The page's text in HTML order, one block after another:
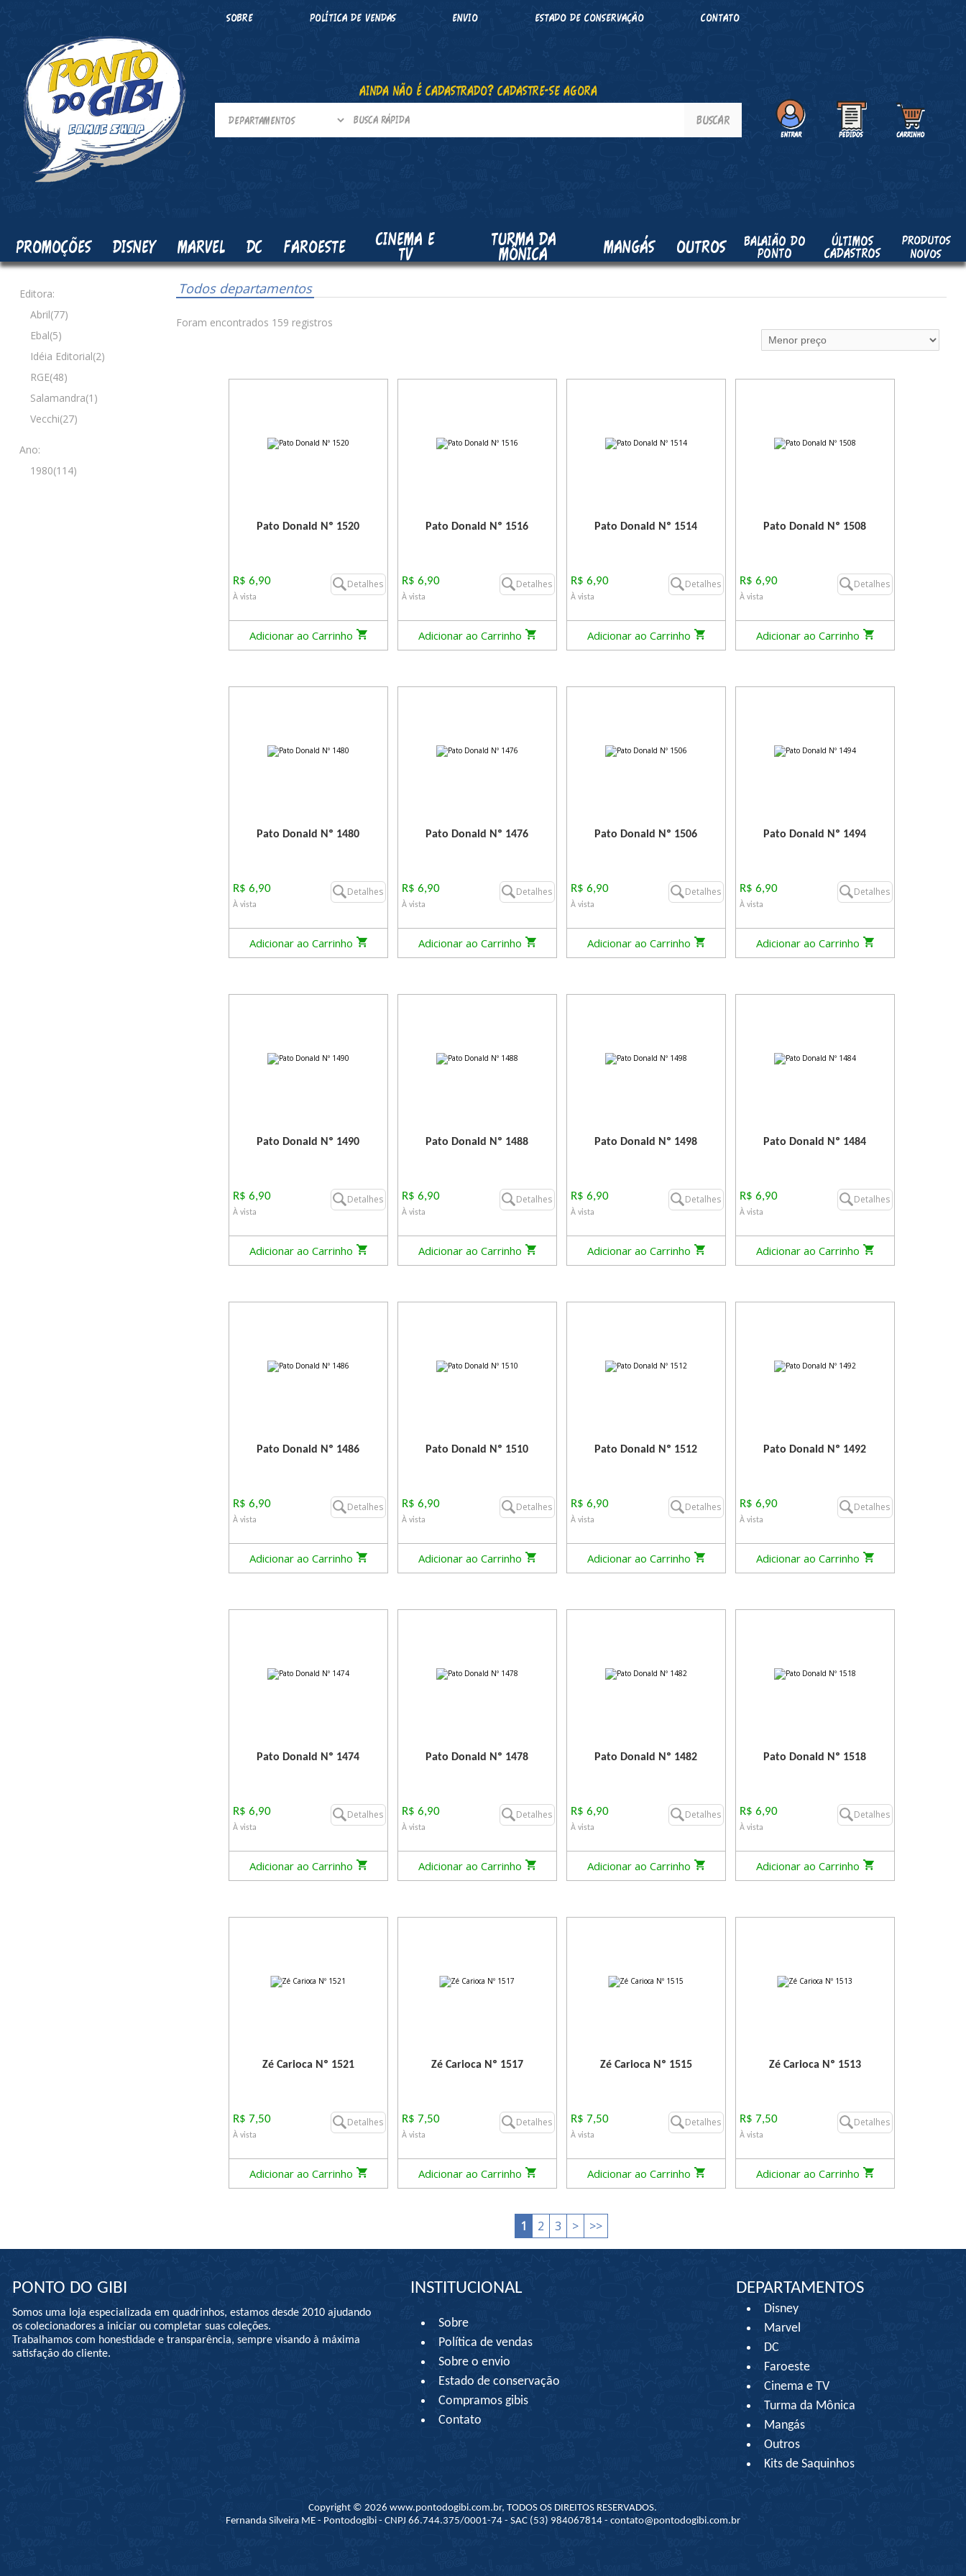
SOBRE POLÍTICA DE VENDAS ENVIO ESTADO DE CONSERVAÇÃO CONTATO
AINDA NÃO É CADASTRADO? CADASTRE-SE AGORA
PROMOÇÕES DISNEY MARVEL DC FAROESTE CINEMA E
TV
TURMA DA
MÔNICA MANGÁS OUTROS BALAIÃO DO
PONTO
ÚLTIMOS
CADASTROS
PRODUTOS
NOVOS
Editora:
Abril(77)
Ebal(5)
Idéia Editorial(2)
RGE(48)
Salamandra(1)
Vecchi(27)
Ano:
1980(114)
Todos departamentos
Foram encontrados 159 registros
Pato Donald Nº 1520
R$ 6,90
À vista
Detalhes
Adicionar ao Carrinho
Pato Donald Nº 1516
R$ 6,90
À vista
Detalhes
Adicionar ao Carrinho
Pato Donald Nº 1514
R$ 6,90
À vista
Detalhes
Adicionar ao Carrinho
Pato Donald Nº 1508
R$ 6,90
À vista
Detalhes
Adicionar ao Carrinho
Pato Donald Nº 1480
R$ 6,90
À vista
Detalhes
Adicionar ao Carrinho
Pato Donald Nº 1476
R$ 6,90
À vista
Detalhes
Adicionar ao Carrinho
Pato Donald Nº 1506
R$ 6,90
À vista
Detalhes
Adicionar ao Carrinho
Pato Donald Nº 1494
R$ 6,90
À vista
Detalhes
Adicionar ao Carrinho
Pato Donald Nº 1490
R$ 6,90
À vista
Detalhes
Adicionar ao Carrinho
Pato Donald Nº 1488
R$ 6,90
À vista
Detalhes
Adicionar ao Carrinho
Pato Donald Nº 1498
R$ 6,90
À vista
Detalhes
Adicionar ao Carrinho
Pato Donald Nº 1484
R$ 6,90
À vista
Detalhes
Adicionar ao Carrinho
Pato Donald Nº 1486
R$ 6,90
À vista
Detalhes
Adicionar ao Carrinho
Pato Donald Nº 1510
R$ 6,90
À vista
Detalhes
Adicionar ao Carrinho
Pato Donald Nº 1512
R$ 6,90
À vista
Detalhes
Adicionar ao Carrinho
Pato Donald Nº 1492
R$ 6,90
À vista
Detalhes
Adicionar ao Carrinho
Pato Donald Nº 1474
R$ 6,90
À vista
Detalhes
Adicionar ao Carrinho
Pato Donald Nº 1478
R$ 6,90
À vista
Detalhes
Adicionar ao Carrinho
Pato Donald Nº 1482
R$ 6,90
À vista
Detalhes
Adicionar ao Carrinho
Pato Donald Nº 1518
R$ 6,90
À vista
Detalhes
Adicionar ao Carrinho
Zé Carioca Nº 1521
R$ 7,50
À vista
Detalhes
Adicionar ao Carrinho
Zé Carioca Nº 1517
R$ 7,50
À vista
Detalhes
Adicionar ao Carrinho
Zé Carioca Nº 1515
R$ 7,50
À vista
Detalhes
Adicionar ao Carrinho
Zé Carioca Nº 1513
R$ 7,50
À vista
Detalhes
Adicionar ao Carrinho
1 2 3 > >>
PONTO DO GIBI
Somos uma loja especializada em quadrinhos, estamos desde 2010 ajudando
os colecionadores a iniciar ou completar suas coleções.
Trabalhamos com honestidade e transparência, sempre visando à máxima
satisfação do cliente.
INSTITUCIONAL
Sobre
Política de vendas
Sobre o envio
Estado de conservação
Compramos gibis
Contato
DEPARTAMENTOS
Disney
Marvel
DC
Faroeste
Cinema e TV
Turma da Mônica
Mangás
Outros
Kits de Saquinhos
Copyright © 2026 www.pontodogibi.com.br, TODOS OS DIREITOS RESERVADOS.
Fernanda Silveira ME - Pontodogibi - CNPJ 66.744.375/0001-74 - SAC (53) 984067814 - contato@pontodogibi.com.br